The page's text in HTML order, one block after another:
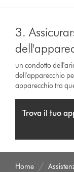
3.
un condotto
dell'apparecchio
apparecchio tra
Trova il tuo
Home